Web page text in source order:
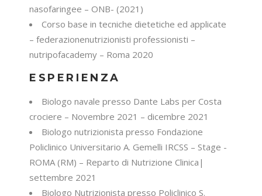
nasofaringee – ONB- (2021)
Corso base in tecniche dietetiche ed applicate
– federazionenutrizionisti professionisti –
nutripofacademy – Roma 2020
ESPERIENZA
Biologo navale presso Dante Labs per Costa
crociere – Novembre 2021 – dicembre 2021
Biologo nutrizionista presso Fondazione
Policlinico Universitario A. Gemelli IRCSS – Stage -
ROMA (RM) – Reparto di Nutrizione Clinica|
settembre 2021
Biologo Nutrizionista presso Policlinico S.